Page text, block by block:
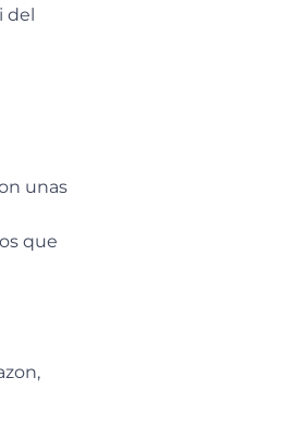
del
unas
que